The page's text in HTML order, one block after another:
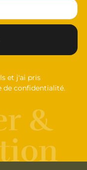
et j'ai pris
de confidentialité.
&